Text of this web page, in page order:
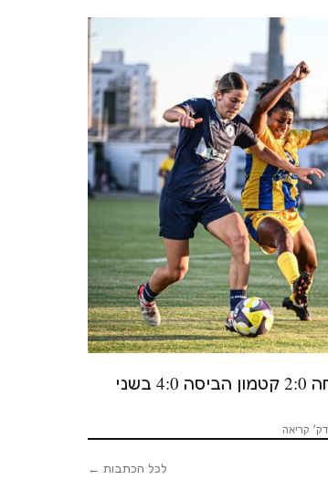
קרית גת ניצחה 2:0 קטמון הביסה 4:0 בשני
לכל הכתבות ←